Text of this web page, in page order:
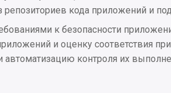
кода приложений и
к безопасности
и оценку соответствия
автоматизацию контроля их